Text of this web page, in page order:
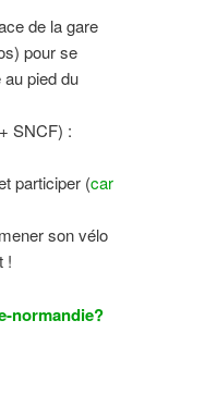
de la gare
pour se
au pied du
SNCF) :
participer (car
son vélo
!
normandie?